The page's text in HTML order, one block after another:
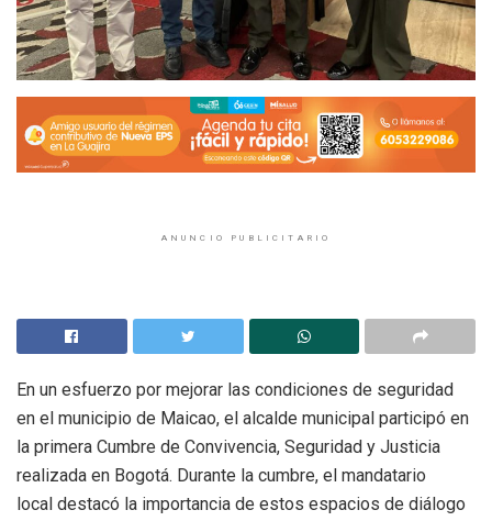
ANUNCIO PUBLICITARIO
En un esfuerzo por mejorar las condiciones de seguridad
en el municipio de Maicao, el alcalde municipal participó en
la primera Cumbre de Convivencia, Seguridad y Justicia
realizada en Bogotá. Durante la cumbre, el mandatario
local destacó la importancia de estos espacios de diálogo